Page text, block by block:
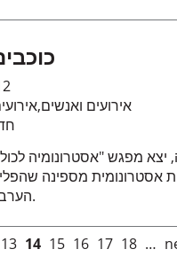
אירועים ואנשים,
יצא מפגש "אסטרונומיה
אסטרונומית מספינה
הערב מחופי יפו.
13 14 15 16 17 18 …